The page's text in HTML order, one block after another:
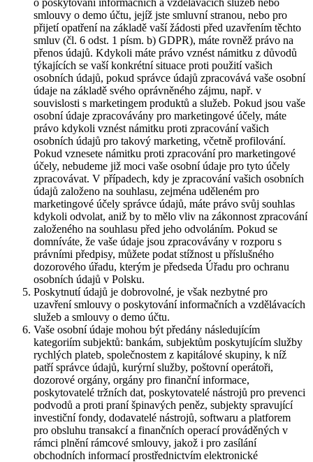
o poskytování informačních a vzdělávacích služeb nebo
smlouvy o demo účtu, jejíž jste smluvní stranou, nebo pro
přijetí opatření na základě vaší žádosti před uzavřením těchto
smluv (čl. 6 odst. 1 písm. b) GDPR), máte rovněž právo na
přenos údajů. Kdykoli máte právo vznést námitku z důvodů
týkajících se vaší konkrétní situace proti použití vašich
osobních údajů, pokud správce údajů zpracovává vaše osobní
údaje na základě svého oprávněného zájmu, např. v
souvislosti s marketingem produktů a služeb. Pokud jsou vaše
osobní údaje zpracovávány pro marketingové účely, máte
právo kdykoli vznést námitku proti zpracování vašich
osobních údajů pro takový marketing, včetně profilování.
Pokud vznesete námitku proti zpracování pro marketingové
účely, nebudeme již moci vaše osobní údaje pro tyto účely
zpracovávat. V případech, kdy je zpracování vašich osobních
údajů založeno na souhlasu, zejména uděleném pro
marketingové účely správce údajů, máte právo svůj souhlas
kdykoli odvolat, aniž by to mělo vliv na zákonnost zpracování
založeného na souhlasu před jeho odvoláním. Pokud se
domníváte, že vaše údaje jsou zpracovávány v rozporu s
právními předpisy, můžete podat stížnost u příslušného
dozorového úřadu, kterým je předseda Úřadu pro ochranu
osobních údajů v Polsku.
Poskytnutí údajů je dobrovolné, je však nezbytné pro
uzavření smlouvy o poskytování informačních a vzdělávacích
služeb a smlouvy o demo účtu.
Vaše osobní údaje mohou být předány následujícím
kategoriím subjektů: bankám, subjektům poskytujícím služby
rychlých plateb, společnostem z kapitálové skupiny, k níž
patří správce údajů, kurýrní služby, poštovní operátoři,
dozorové orgány, orgány pro finanční informace,
poskytovatelé tržních dat, poskytovatelé nástrojů pro prevenci
podvodů a proti praní špinavých peněz, subjekty spravující
investiční fondy, dodavatelé nástrojů, softwaru a platforem
pro obsluhu transakcí a finančních operací prováděných v
rámci plnění rámcové smlouvy, jakož i pro zasílání
obchodních informací prostřednictvím elektronické